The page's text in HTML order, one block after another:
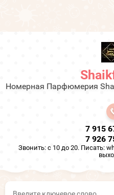
Номерная Парфюмерия
7 915
7 926
Звонить: с 10 до 20. Писать: